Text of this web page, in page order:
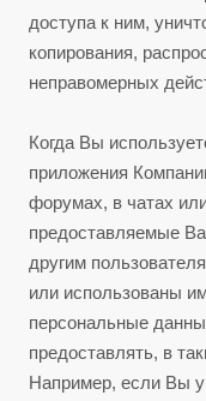
доступа к ним,
копирования,
неправомерных
Когда Вы
приложения
форумах, в чатах
предоставляемые
другим
или использованы
персональные
предоставлять, в
Например, если Вы